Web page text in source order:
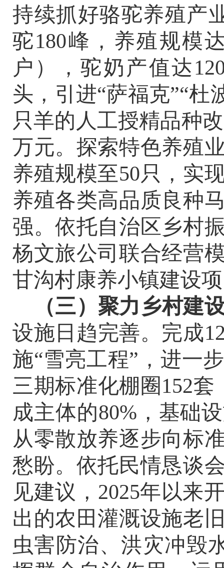
持续抓好骆驼养殖产
驼180峰，养殖规模
户），驼奶产值达
头，引进“萨福克”“杜
只羊的人工授精品种
万元。探索特色养殖
养殖规模至50只，实
养殖各类高品质良种
强。依托自治区乡村
杨文旅公司联合经营
甘沟村康养小镇建设
（三）聚力乡村建
设施日趋完善。 完成
施“雪亮工程” ， 进一
三期标准化棚圈152套
成主体的80% ， 基础
从零散放养逐步向标
愁盼。 依托民情恳谈
见建议， 2025年以来
出的农田灌溉设施老
虫害防治、洪灾冲毁